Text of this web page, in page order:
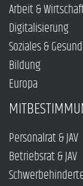
Arbeit &
Digitalisierung
Soziales &
Bildung
Europa
Personalrat & JAV
Betriebsrat & JAV